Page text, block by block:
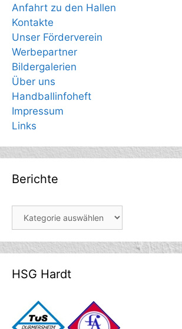
Anfahrt zu den Hallen
Kontakte
Unser Förderverein
Werbepartner
Bildergalerien
Über uns
Handballinfoheft
Impressum
Links
Berichte
HSG Hardt